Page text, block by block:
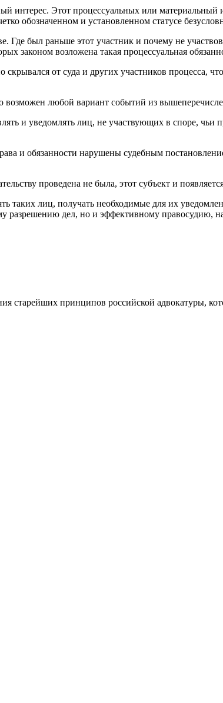
интерес. Этот процессуальных или материальный
обозначенном и установленном статусе
Где был раньше этот участник и почему не
законом возложена такая процессуальная
от суда и других участников процесса,
возможен любой вариант событий из
и уведомлять лиц, не участвующих в споре, чьи
и обязанности нарушены судебным
проведена не была, этот субъект и
лиц, получать необходимые для их
разрешению дел, но и эффективному
принципов российской адвокатуры,